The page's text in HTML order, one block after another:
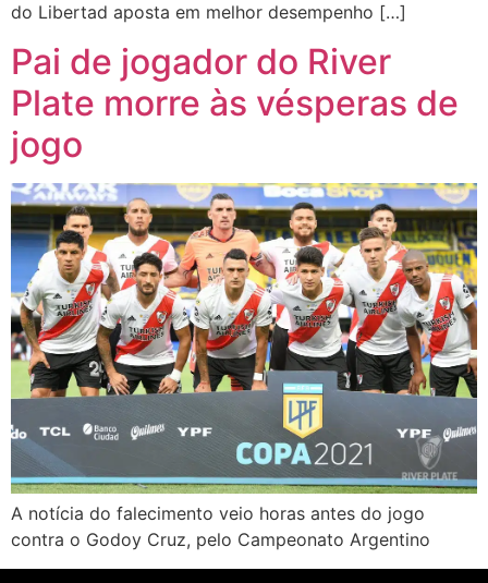
do Libertad aposta em melhor desempenho […]
Pai de jogador do River
Plate morre às vésperas de
jogo
A notícia do falecimento veio horas antes do jogo
contra o Godoy Cruz, pelo Campeonato Argentino